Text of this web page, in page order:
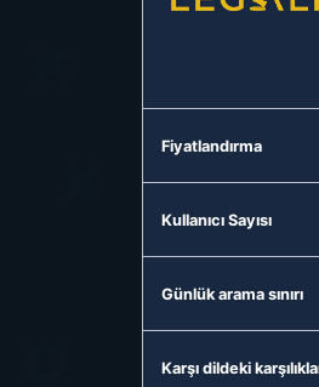
Fiyatlandırma
Kullanıcı Sayısı
Günlük arama sınırı
Karşı dildeki